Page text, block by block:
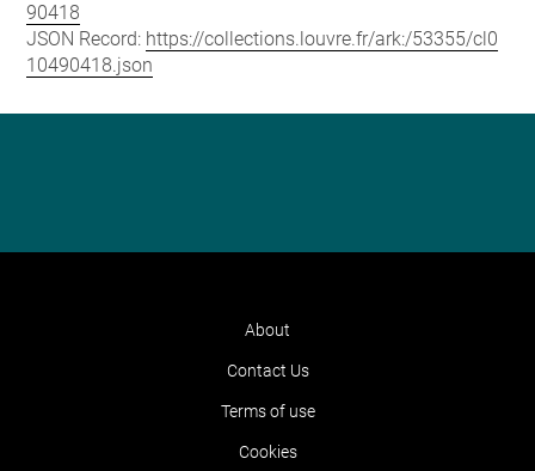
90418
JSON Record: https://collections.louvre.fr/ark:/53355/cl0
10490418.json
About
Contact Us
Terms of use
Cookies